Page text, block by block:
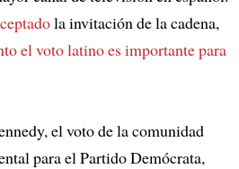
la invitación de la cadena,
el voto latino es importante para
el voto de la comunidad
para el Partido Demócrata,